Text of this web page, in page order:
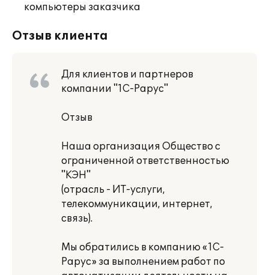
компьютеры заказчика
Отзыв клиента
Для клиентов и партнеров
компании "1С-Рарус"
Отзыв
Наша организация Общество с
ограниченной ответственностью
"КЭН"
(отрасль - ИТ-услуги,
телекоммуникации, интернет,
связь).
Мы обратились в компанию «1С-
Рарус» за выполнением работ по